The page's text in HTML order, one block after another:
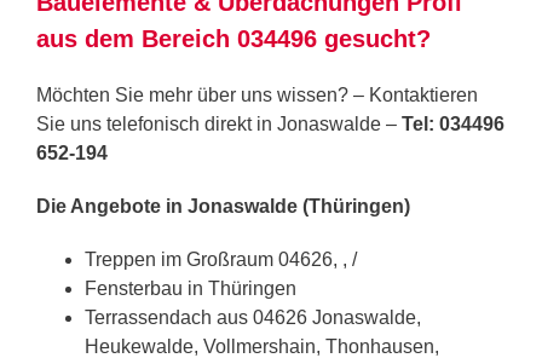
aus dem Bereich 034496 gesucht?
Möchten Sie mehr über uns wissen? – Kontaktieren
Sie uns telefonisch direkt in Jonaswalde – Tel: 034496
652-194
Die Angebote in Jonaswalde (Thüringen)
Treppen im Großraum 04626, , /
Fensterbau in Thüringen
Terrassendach aus 04626 Jonaswalde,
Heukewalde, Vollmershain, Thonhausen,